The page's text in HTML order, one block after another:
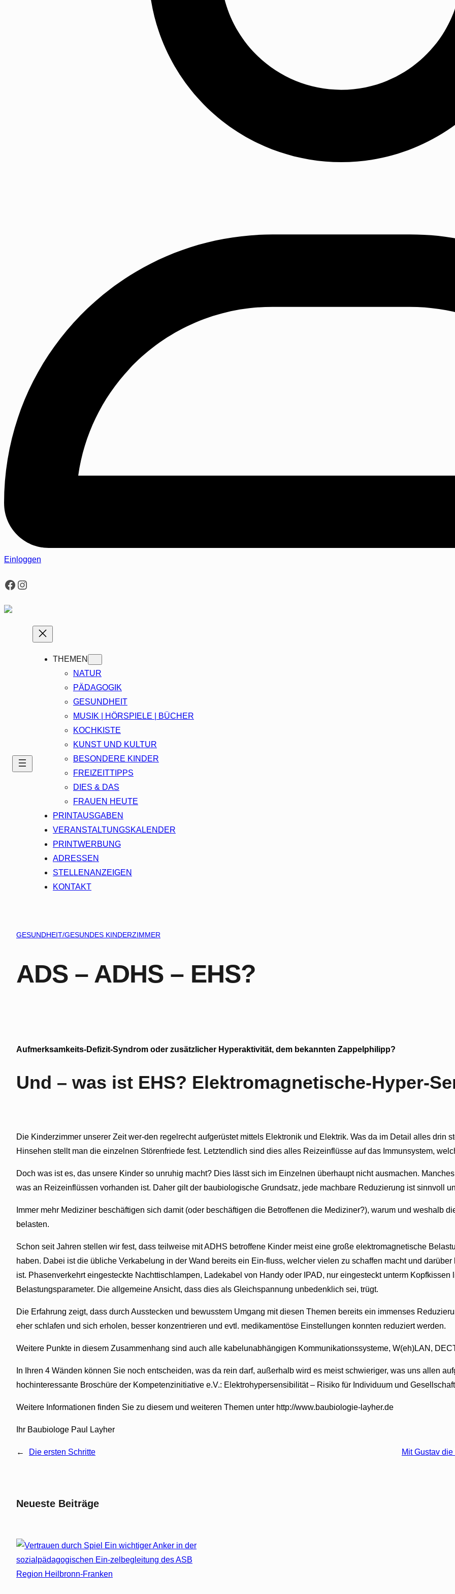
Einloggen
Facebook
Instagram
THEMEN
NATUR
PÄDAGOGIK
GESUNDHEIT
MUSIK | HÖRSPIELE | BÜCHER
KOCHKISTE
KUNST UND KULTUR
BESONDERE KINDER
FREIZEITTIPPS
DIES & DAS
FRAUEN HEUTE
PRINTAUSGABEN
VERANSTALTUNGSKALENDER
PRINTWERBUNG
ADRESSEN
STELLENANZEIGEN
KONTAKT
GESUNDHEIT/GESUNDES KINDERZIMMER
ADS – ADHS – EHS?
Aufmerksamkeits-Defizit-Syndrom oder zusätzlicher Hyperaktivität, dem bekannten Zappelphilipp?
Und – was ist EHS? Elektromagnetische-Hyper-
Die Kinderzimmer unserer Zeit wer-den regelrecht aufgerüstet mittels Elektronik und Elektrik. Was da im Detail alles drin
Hinsehen stellt man die einzelnen Störenfriede fest. Letztendlich sind dies alles Reizeinflüsse auf das Immunsystem,
Doch was ist es, das unsere Kinder so unruhig macht? Dies lässt sich im Einzelnen überhaupt nicht ausmachen.
was an Reizeinflüssen vorhanden ist. Daher gilt der baubiologische Grundsatz, jede machbare Reduzierung ist sinnvoll
Immer mehr Mediziner beschäftigen sich damit (oder beschäftigen die Betroffenen die Mediziner?), warum und weshalb
belasten.
Schon seit Jahren stellen wir fest, dass teilweise mit ADHS betroffene Kinder meist eine große elektromagnetische
haben. Dabei ist die übliche Verkabelung in der Wand bereits ein Ein-fluss, welcher vielen zu schaffen macht und
ist. Phasenverkehrt eingesteckte Nachttischlampen, Ladekabel von Handy oder IPAD, nur eingesteckt unterm
Belastungsparameter. Die allgemeine Ansicht, dass dies als Gleichspannung unbedenklich sei, trügt.
Die Erfahrung zeigt, dass durch Ausstecken und bewusstem Umgang mit diesen Themen bereits ein immenses
eher schlafen und sich erholen, besser konzentrieren und evtl. medikamentöse Einstellungen konnten reduziert werden.
Weitere Punkte in diesem Zusammenhang sind auch alle kabelunabhängigen Kommunikationssysteme, W(eh)LAN,
In Ihren 4 Wänden können Sie noch entscheiden, was da rein darf, außerhalb wird es meist schwieriger, was uns allen
hochinteressante Broschüre der Kompetenzinitiative e.V.: Elektrohypersensibilität – Risiko für Individuum und
Weitere Informationen finden Sie zu diesem und weiteren Themen unter http://www.baubiologie-layher.de
Ihr Baubiologe Paul Layher
← Die ersten Schritte Mit Gustav
Neueste Beiträge